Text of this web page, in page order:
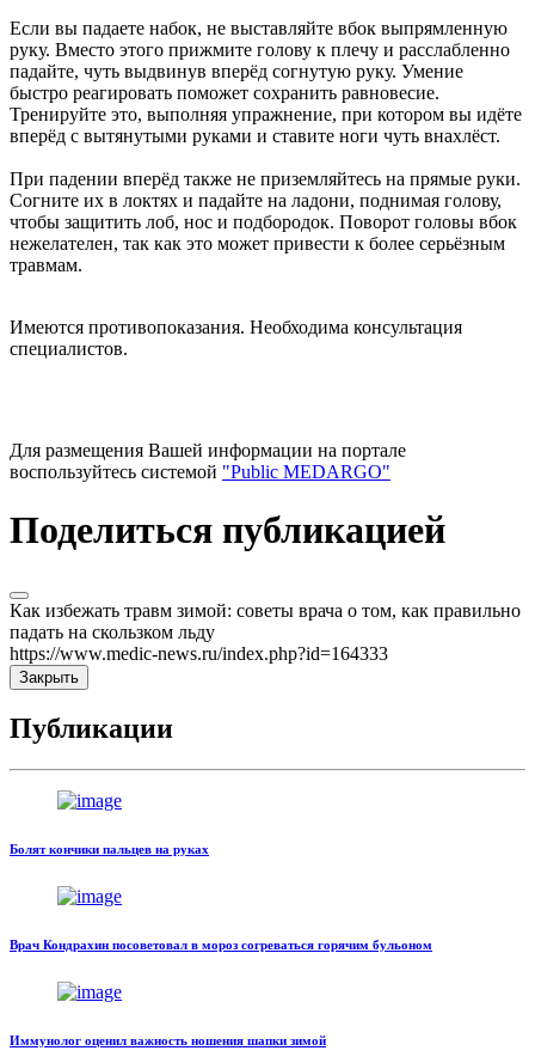
Если вы падаете набок, не выставляйте вбок выпрямленную
руку. Вместо этого прижмите голову к плечу и расслабленно
падайте, чуть выдвинув вперёд согнутую руку. Умение
быстро реагировать поможет сохранить равновесие.
Тренируйте это, выполняя упражнение, при котором вы идёте
вперёд с вытянутыми руками и ставите ноги чуть внахлёст.
При падении вперёд также не приземляйтесь на прямые руки.
Согните их в локтях и падайте на ладони, поднимая голову,
чтобы защитить лоб, нос и подбородок. Поворот головы вбок
нежелателен, так как это может привести к более серьёзным
травмам.
Имеются противопоказания. Необходима консультация
специалистов.
Для размещения Вашей информации на портале
воспользуйтесь системой "Public MEDARGO"
Поделиться публикацией
Как избежать травм зимой: советы врача о том, как правильно
падать на скользком льду
https://www.medic-news.ru/index.php?id=164333
Закрыть
Публикации
Болят кончики пальцев на руках
Врач Кондрахин посоветовал в мороз согреваться горячим бульоном
Иммунолог оценил важность ношения шапки зимой